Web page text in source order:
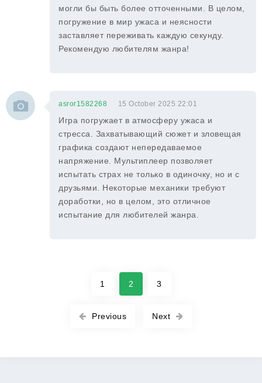
могли бы быть более отточенными. В целом,
погружение в мир ужаса и неясности
заставляет переживать каждую секунду.
Рекомендую любителям жанра!
asror1582268 15 October 2025 22:01
Игра погружает в атмосферу ужаса и
стресса. Захватывающий сюжет и зловещая
графика создают непередаваемое
напряжение. Мультиплеер позволяет
испытать страх не только в одиночку, но и с
друзьями. Некоторые механики требуют
доработки, но в целом, это отличное
испытание для любителей жанра.
Previous
1 2 3
Next